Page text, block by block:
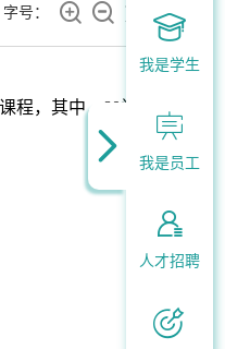
字号：   
程， 其中， 80门


我是学生

我是员工

人才招聘
